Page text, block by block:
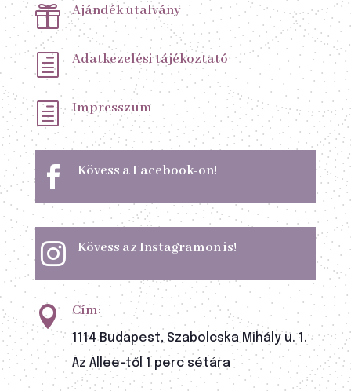
 Ajándék utalvány
h Adatkezelési tájékoztató
h Impresszum
 Kövess a Facebook-on!
 Kövess az Instagramon is!
 Cím:
1114 Budapest, Szabolcska Mihály u. 1.
Az Allee-től 1 perc sétára